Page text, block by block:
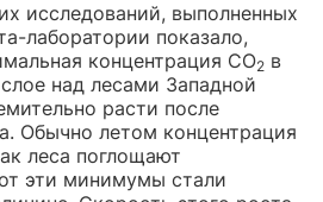
исследований, выполненных
лаборатории показало,
концентрация СО2 в
над лесами Западной
расти после
Обычно летом концентрация
леса поглощают
эти минимумы стали